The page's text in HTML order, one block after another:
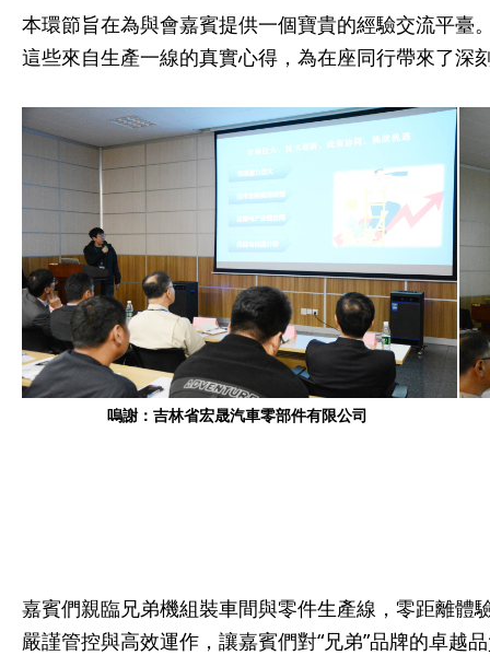
本環節旨在為與會嘉賓提供一個寶貴的經驗交流平
這些來自生產一線的真實心得，為在座同行帶來了
嗚謝：吉林省宏晟汽車零部件有限公司
嘉賓們親臨兄弟機組裝車間與零件生產線，零距離
嚴謹管控與高效運作，讓嘉賓們對“兄弟”品牌的卓越